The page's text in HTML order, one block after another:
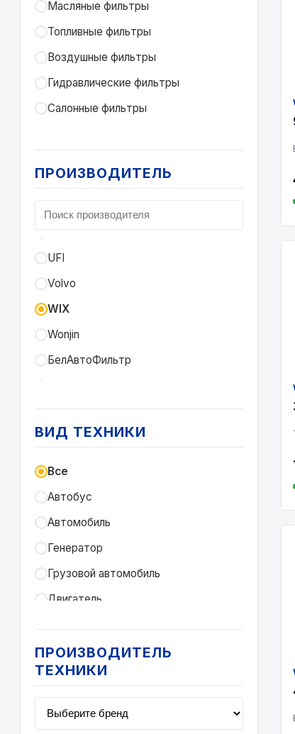
Масляные фильтры
Топливные фильтры
Воздушные фильтры
Гидравлические фильтры
Салонные фильтры
ПРОИЗВОДИТЕЛЬ
Micronic Filter
Monbow
PARKER
RACOR
SF-Filter
TruckPart
UFI
Volvo
WIX
Wonjin
БелАвтоФильтр
ГУР
Другие
ЯМЗ
ВИД ТЕХНИКИ
Все
Автобус
Автомобиль
Генератор
Грузовой автомобиль
Двигатель
Комбайн
Коммунальная техника
Компрессор
Кран
ПРОИЗВОДИТЕЛЬ
ТЕХНИКИ